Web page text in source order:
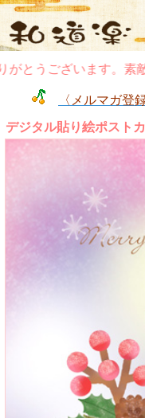
うございます。素敵
〈メルマガ登録
デジタル貼り絵ポスト